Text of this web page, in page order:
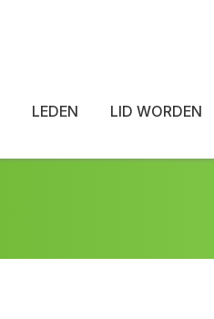
LEDEN LID WORDEN